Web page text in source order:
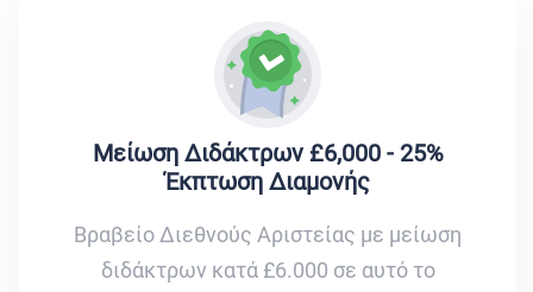
Μείωση Διδάκτρων £6,000 - 25%
Έκπτωση Διαμονής
Βραβείο Διεθνούς Αριστείας με μείωση
διδάκτρων κατά £6.000 σε αυτό το